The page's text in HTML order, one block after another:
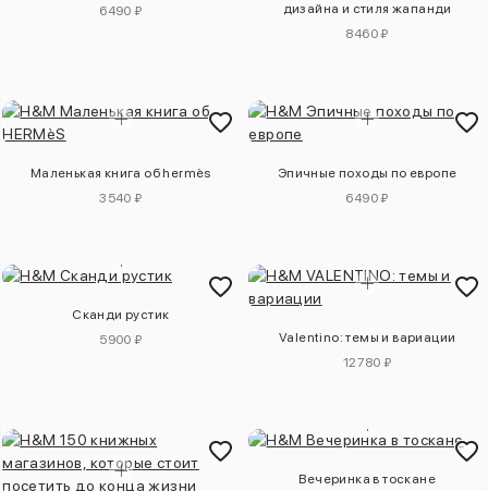
6490 ₽
дизайна и стиля жапанди
8460 ₽
Маленькая книга об hermès
3540 ₽
Эпичные походы по европе
6490 ₽
Сканди рустик
5900 ₽
Valentino: темы и вариации
12780 ₽
Вечеринка в тоскане